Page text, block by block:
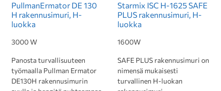
PullmanErmator DE 130
H rakennusimuri, H-
luokka
3000 W
Panosta turvallisuuteen
työmaalla Pullman Ermator
DE130H rakennusimurin
Starmix ISC H-1625 SAFE
PLUS rakennusimuri, H-
luokka
1600W
SAFE PLUS rakennusimuri on
nimensä mukaisesti
turvallinen H-luokan